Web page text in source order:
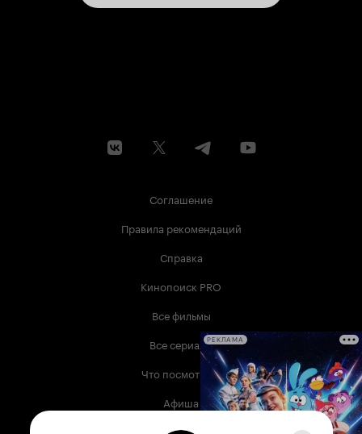
Соглашение
Правила рекомендаций
Справка
Кинопоиск PRO
Все фильмы
Все сериалы
Что посмотреть
Афиша
Музыка
РЕКЛАМА